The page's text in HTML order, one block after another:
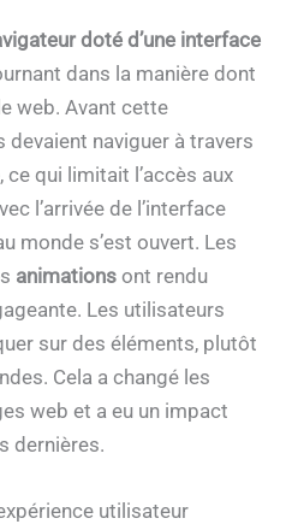
doté d’une interface
dans la manière dont
web. Avant cette
naviguer à travers
qui limitait l’accès aux
l’arrivée de l’interface
monde s’est ouvert. Les
animations ont rendu
Les utilisateurs
sur des éléments, plutôt
Cela a changé les
web et a eu un impact
dernières.
utilisateur